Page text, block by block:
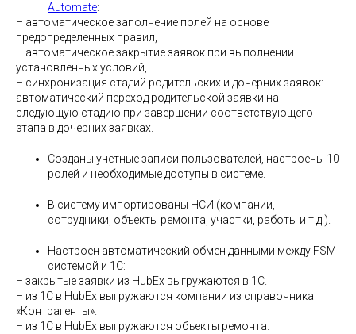
Automate:
– автоматическое заполнение полей на основе
предопределенных правил,
– автоматическое закрытие заявок при выполнении
установленных условий,
– синхронизация стадий родительских и дочерних заявок:
автоматический переход родительской заявки на
следующую стадию при завершении соответствующего
этапа в дочерних заявках.
Созданы учетные записи пользователей, настроены 10
ролей и необходимые доступы в системе.
В систему импортированы НСИ (компании,
сотрудники, объекты ремонта, участки, работы и т.д.).
Настроен автоматический обмен данными между FSM-
системой и 1С:
– закрытые заявки из HubEx выгружаются в 1С.
– из 1С в HubEx выгружаются компании из справочника
«Контрагенты».
– из 1С в HubEx выгружаются объекты ремонта.